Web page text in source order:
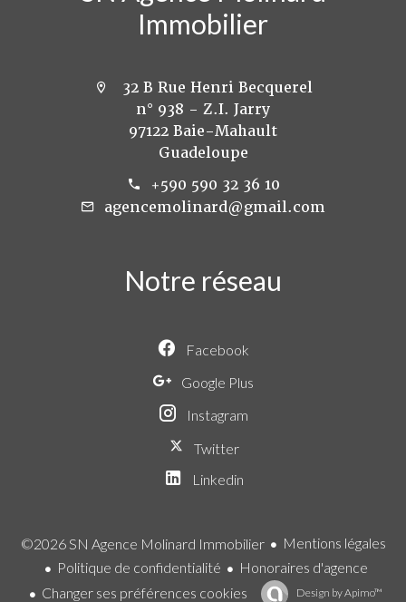
Immobilier
32 B Rue Henri Becquerel
n° 938 - Z.I. Jarry
97122 Baie-Mahault
Guadeloupe
+590 590 32 36 10
agencemolinard@gmail.com
Notre réseau
Facebook
Google Plus
Instagram
Twitter
Linkedin
©2026 SN Agence Molinard Immobilier
Mentions légales
Politique de confidentialité
Honoraires d'agence
Changer ses préférences cookies
Design byApimo™